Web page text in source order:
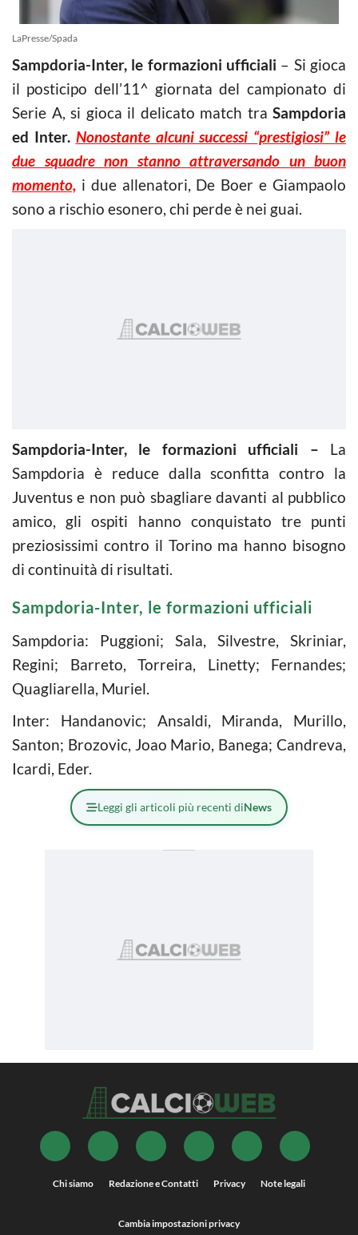
LaPresse/Spada
Sampdoria-Inter, le formazioni ufficiali – Si gioca
il posticipo dell’11^ giornata del campionato di
Serie A, si gioca il delicato match tra Sampdoria
ed Inter. Nonostante alcuni successi “prestigiosi” le
due squadre non stanno attraversando un buon
momento, i due allenatori, De Boer e Giampaolo
sono a rischio esonero, chi perde è nei guai.
Sampdoria-Inter, le formazioni ufficiali – La
Sampdoria è reduce dalla sconfitta contro la
Juventus e non può sbagliare davanti al pubblico
amico, gli ospiti hanno conquistato tre punti
preziosissimi contro il Torino ma hanno bisogno
di continuità di risultati.
Sampdoria-Inter, le formazioni ufficiali
Sampdoria: Puggioni; Sala, Silvestre, Skriniar,
Regini; Barreto, Torreira, Linetty; Fernandes;
Quagliarella, Muriel.
Inter: Handanovic; Ansaldi, Miranda, Murillo,
Santon; Brozovic, Joao Mario, Banega; Candreva,
Icardi, Eder.
Leggi gli articoli più recenti diNews
Chi siamo Redazione e Contatti Privacy Note legali
Cambia impostazioni privacy